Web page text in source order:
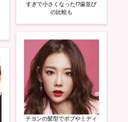
すぎで小さくなった!?歯並び
の比較も
テヨンの髪型でボブやミディ